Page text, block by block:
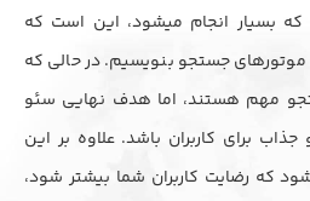
بسیار انجام میشود، این است که
موتورهای جستجو بنویسیم. در حالی که
مهم هستند، اما هدف نهایی سئو
جذاب برای کاربران باشد. علاوه بر این
که رضایت کاربران شما بیشتر شود،